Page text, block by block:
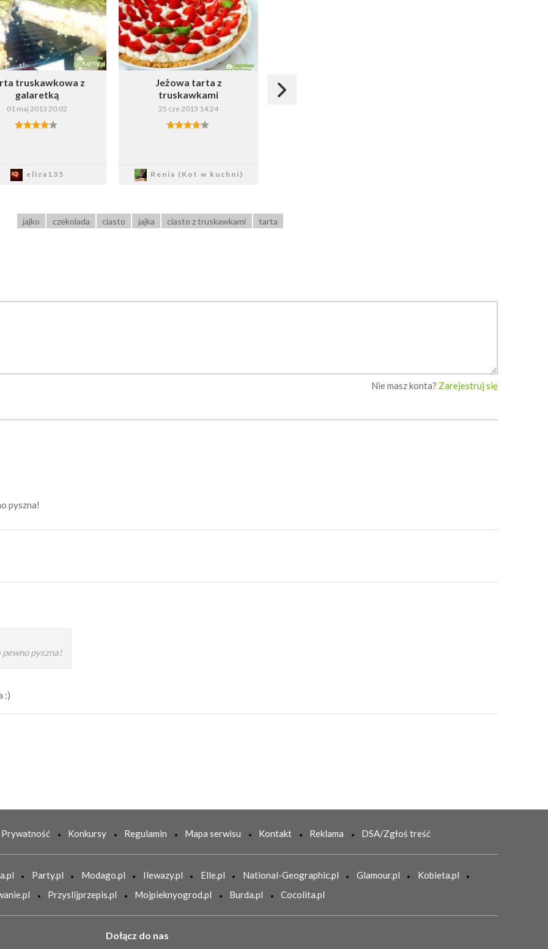
truskawkowa z
galaretką
01 maj 2013 20:02
eliza135
Wybierz listę:
Zapisz
Jeżowa tarta z
truskawkami
25 cze 2013 14:24
Renia (Kot w kuchni)
Wybierz listę:
jajko czekolada ciasto jajka ciasto z truskawkami tarta
Nie masz konta? Zarejestruj się
pyszna!
pyszna!
:)
Prywatność Konkursy Regulamin Mapa serwisu Kontakt Reklama DSA/Zgłoś treść
Party.pl Modago.pl Ilewazy.pl Elle.pl National-Geographic.pl Glamour.pl
Kobieta.pl
Przyslijprzepis.pl Mojpieknyogrod.pl Burda.pl Cocolita.pl
Dołącz do nas